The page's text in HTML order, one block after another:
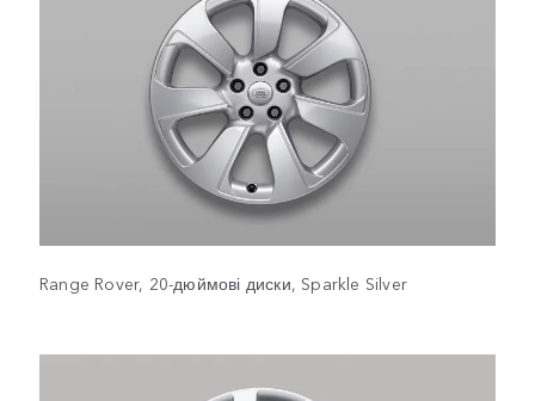
Range Rover, 20-дюймові диски, Sparkle Silver